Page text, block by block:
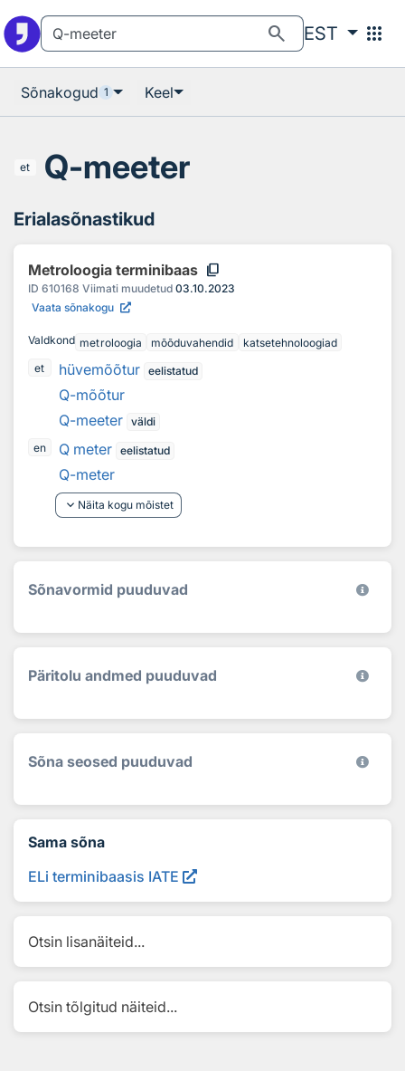
search EST apps
Sõnakogud 1 Keel
et Q-meeter
Erialasõnastikud
Metroloogia terminibaas content_copy
ID 610168 Viimati muudetud 03.10.2023
Vaata sõnakogu
Valdkond metroloogia mõõduvahendid
katsetehnoloogiad
et
hüvemõõtur eelistatud
Q-mõõtur
Q-meeter väldi
en
Q meter eelistatud
Q-meter
keyboard_arrow_down Näita kogu mõistet
Sõnavormid puuduvad
Päritolu andmed puuduvad
Sõna seosed puuduvad
Sama sõna
ELi terminibaasis IATE
Otsin lisanäiteid...
Otsin tõlgitud näiteid...